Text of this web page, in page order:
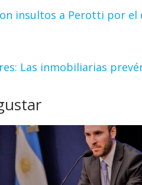
insultos a Perotti por
Las inmobiliarias